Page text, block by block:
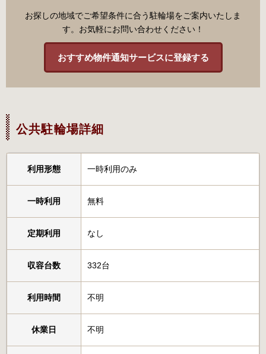
お探しの地域でご希望条件に合う駐輪場をご案内いたしま
す。お気軽にお問い合わせください！
おすすめ物件通知サービスに登録する
公共駐輪場詳細
利用形態 一時利用のみ
一時利用 無料
定期利用 なし
収容台数 332台
利用時間 不明
休業日 不明